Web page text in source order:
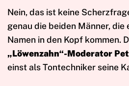
Nein, das ist keine
genau die beiden Männer, die
Namen in den Kopf kommen.
„Löwenzahn“-Moderator
einst als Tontechniker seine